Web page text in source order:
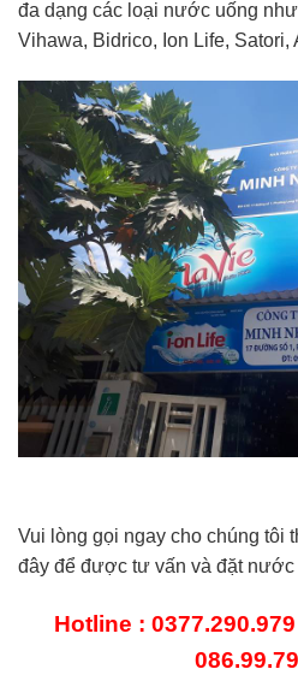
đa dạng các loại nước uống
Vihawa, Bidrico, Ion Life,
Vui lòng gọi ngay cho chúng tôi
đây để được tư vấn và đặt nước
Hotline :